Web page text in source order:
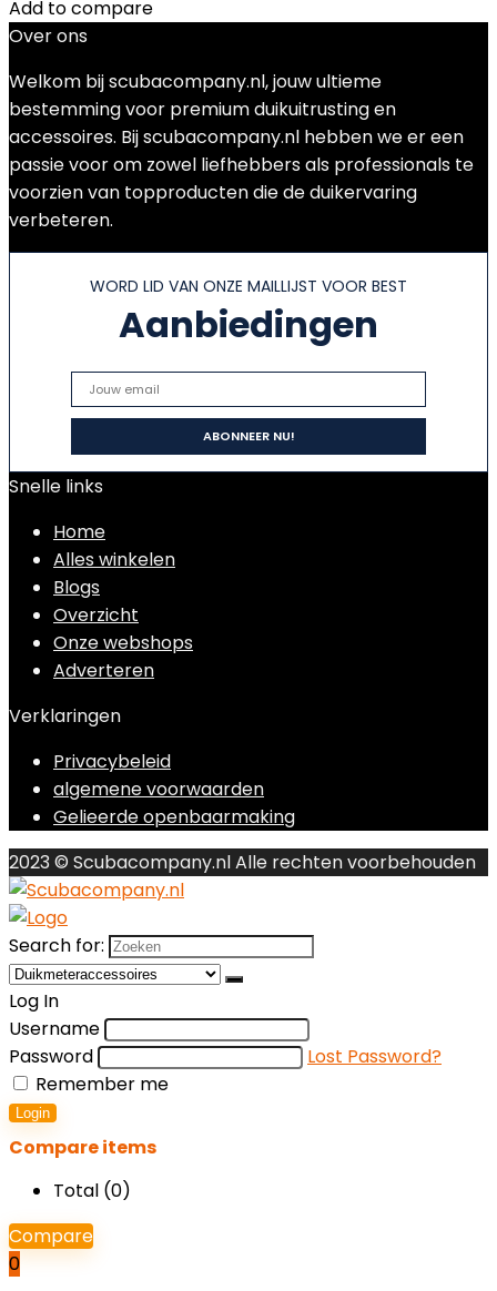
Add to compare
Over ons
Welkom bij scubacompany.nl, jouw ultieme
bestemming voor premium duikuitrusting en
accessoires. Bij scubacompany.nl hebben we er een
passie voor om zowel liefhebbers als professionals te
voorzien van topproducten die de duikervaring
verbeteren.
WORD LID VAN ONZE MAILLIJST VOOR BEST
Aanbiedingen
Snelle links
Home
Alles winkelen
Blogs
Overzicht
Onze webshops
Adverteren
Verklaringen
Privacybeleid
algemene voorwaarden
Gelieerde openbaarmaking
2023 © Scubacompany.nl Alle rechten voorbehouden
Search for:
Log In
Username
Password
Lost Password?
Remember me
Login
Compare items
Total (0)
Compare
0